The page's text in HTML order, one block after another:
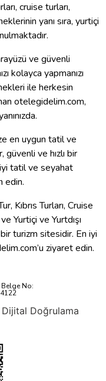
cruise turları,
yanı sıra, yurtiçi
ve güvenli
kolayca yapmanızı
ile herkesin
otelegidelim.com,
en uygun tatil ve
ve hızlı bir
tatil ve seyahat
edin.
Kıbrıs Turları, Cruise
Yurtiçi ve Yurtdışı
turizm sitesidir. En iyi
ziyaret edin.
Belge No: